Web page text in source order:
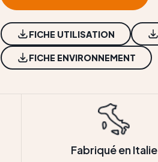
FICHE UTILISATION
FICHE ENVIRONNEMENT
Fabriqué en Italie